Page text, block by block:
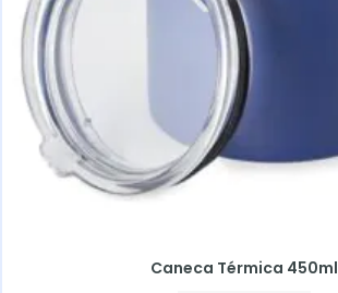
Caneca Térmica 450ml